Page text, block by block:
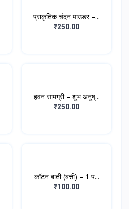
प्राकृतिक चंदन पाउडर –...
₹250.00
हवन सामग्री – शुभ अनुष्...
₹250.00
कॉटन बाती (बत्ती) – 1 प...
₹100.00